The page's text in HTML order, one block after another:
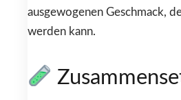
ausgewogenen Geschmack,
werden kann.